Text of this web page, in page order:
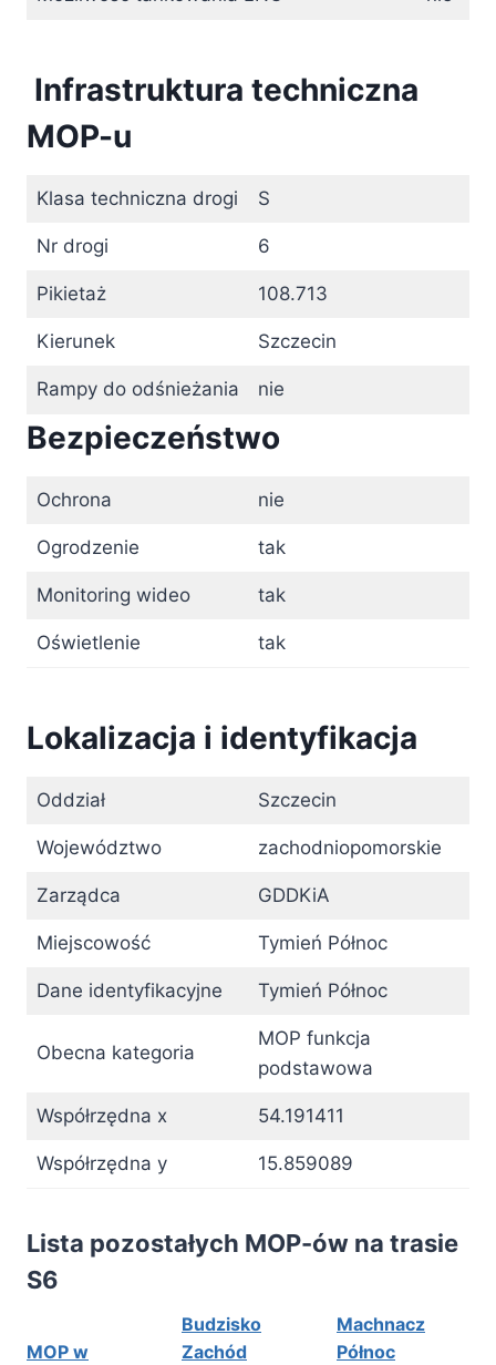
Infrastruktura techniczna
MOP-u
Klasa techniczna drogi S
Nr drogi 6
Pikietaż 108.713
Kierunek Szczecin
Rampy do odśnieżania nie
Bezpieczeństwo
Ochrona nie
Ogrodzenie tak
Monitoring wideo tak
Oświetlenie tak
Lokalizacja i identyfikacja
Oddział Szczecin
Województwo zachodniopomorskie
Zarządca GDDKiA
Miejscowość Tymień Północ
Dane identyfikacyjne Tymień Północ
Obecna kategoria
MOP funkcja
podstawowa
Współrzędna x 54.191411
Współrzędna y 15.859089
Lista pozostałych MOP-ów na trasie
S6
MOP w
Budzisko
Zachód
Machnacz
Północ